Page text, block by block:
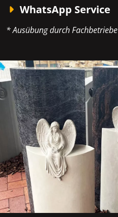
WhatsApp Service
* Ausübung durch Fachbetriebe